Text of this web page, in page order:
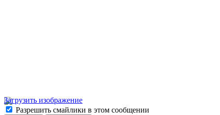
Загрузить изображение
Разрешить смайлики в этом сообщении